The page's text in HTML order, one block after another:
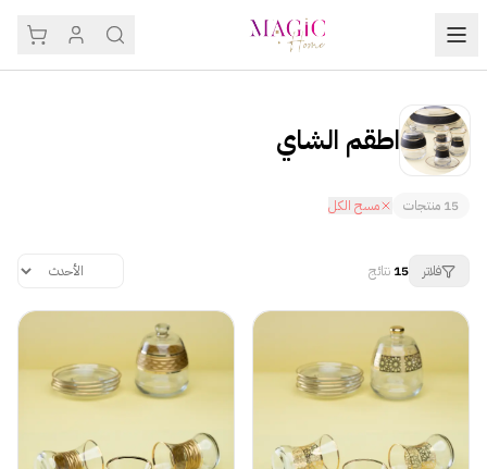
اطقم الشاي
15 منتجات مسح الكل
فلاتر 15 نتائج